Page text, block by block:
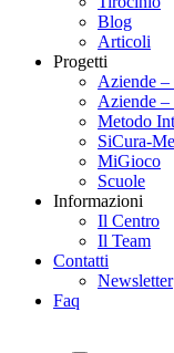
Blog
Articoli
Progetti
Aziende
Aziende –
Metodo
SiCura-
MiGioco
Scuole
Informazioni
Il Centro
Il Team
Contatti
Newsletter
Faq